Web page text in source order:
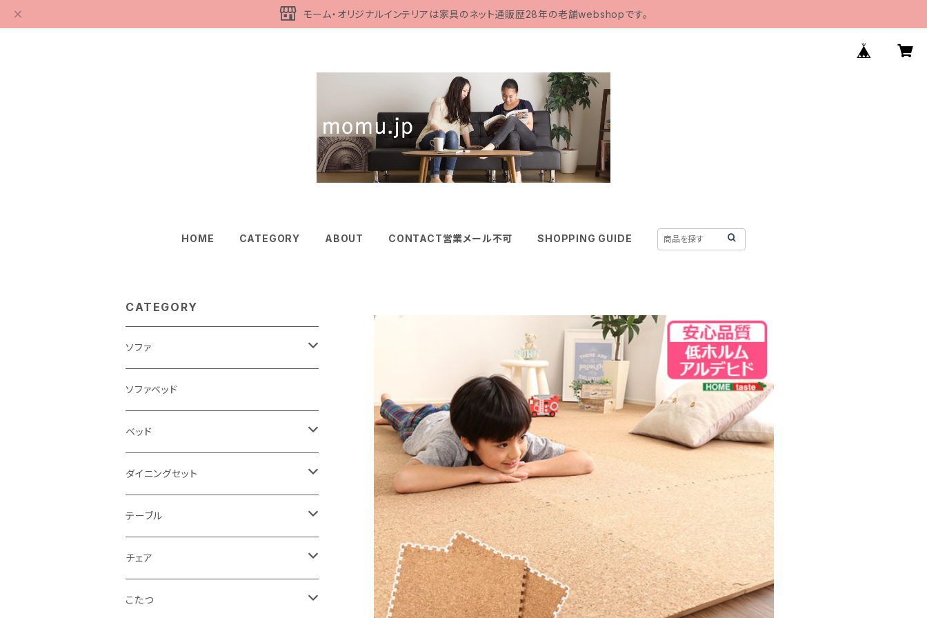
モーム・オリジナルインテリアは家具のネット通販歴28年の老舗webshopです。
HOME CATEGORY ABOUT CONTACT営業メール不可 SHOPPING GUIDE
CATEGORY
ソファ
3人掛け
2.5人掛け
2人掛け
1人掛け
カウチソファ
コーナーソファ
ソファベッド
ベッド
シングルサイズ以下（フレームのみ）
セミダブルサイズ（フレームのみ）
ダブルサイズ（フレームのみ）
ワイドダブルサイズ以上（フレームのみ）
ダイニングセット
ダイニング3点セット以下
ダイニング4点セット
ダイニング5点・6点セット
テーブル
センターテーブル
ダイニングテーブル
チェア
ダイニングチェア
こたつ